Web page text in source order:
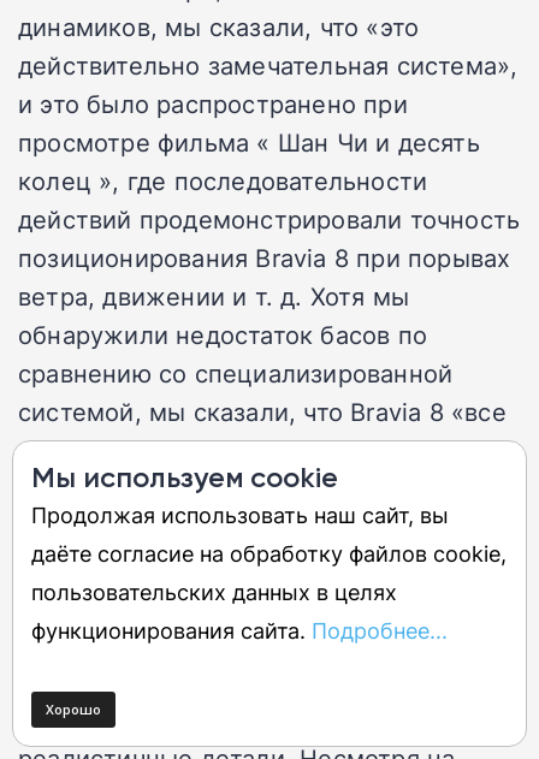
динамиков, мы сказали, что «это
действительно замечательная система»,
и это было распространено при
просмотре фильма « Шан Чи и десять
колец », где последовательности
действий продемонстрировали точность
позиционирования Bravia 8 при порывах
ветра, движении и т. д. Хотя мы
обнаружили недостаток басов по
сравнению со специализированной
системой, мы сказали, что Bravia 8 «все
еще более захватывающая, чем
большинство других звуковых систем
для телевизоров».
Bravia 8 также обеспечивает
изображение, предлагая превосходный
ожидаете от OLED-телевизора, а также
Мы используем cookie
Продолжая использовать наш сайт, вы
даёте согласие на обработку файлов cookie,
пользовательских данных в целях
функционирования сайта. Подробнее...